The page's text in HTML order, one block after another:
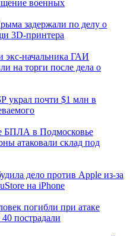
военных
задержали по делу о
3D‑принтера
экс-начальника ГАИ
на торги после дела о
украл почти $1 млн в
БПЛА в Подмосковье
атаковали склад под
дело против Apple из-за
на iPhone
погибли при атаке
пострадали